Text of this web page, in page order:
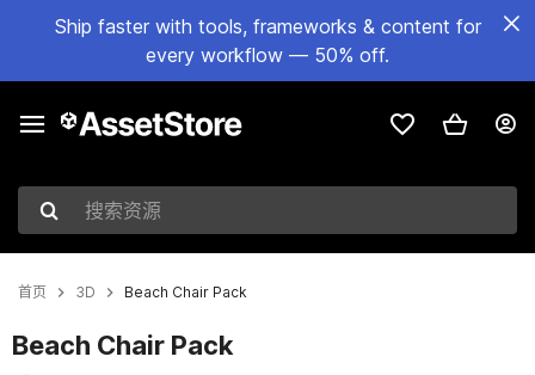
Ship faster with tools, frameworks & content for
every workflow — 50% off.
搜索资源
首页 3D Beach Chair Pack
Beach Chair Pack